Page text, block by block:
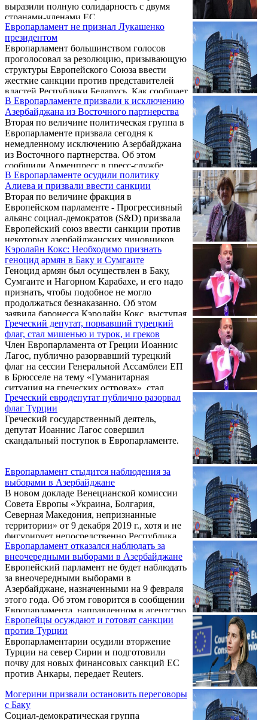
интервью Bloomberg.
выразили полную солидарность с двумя
странами-членами ЕС.
Европарламент не признал Лукашенко
президентом
Европарламент большинством голосов
проголосовал за резолюцию, призывающую
структуры Европейского Союза ввести
жесткие санкции против представителей
властей Республики Беларусь. Как сообщает
DW, резолюцию о ситуации в Республике
Беларусь на пленарном заседании в
Брюсселе поддержали 574 евродепутата, 37
депутатов проголосовали против, еще 82
воздержались.
В Европарламенте призвали к исключению
Азербайджана из Восточного партнерства
Вторая по величине политическая группа в
Европарламенте призвала сегодня к
немедленному исключению Азербайджана
из Восточного партнерства. Об этом
сообщили Арменпресс в пресс-службе
действующей в Брюсселе
неправительственной организации
«Европейские друзья Армении» (EuFoA).
В Европарламенте осудили политику
Алиева и призвали ввести санкции
Вторая по величине фракция в
Европейском парламенте - Прогрессивный
альянс социал-демократов (S&D) призвала
Европейский союз ввести санкции против
некоторых азербайджанских чиновников.
«Учитывая серьезность ситуации с правами
человека в Азербайджане, мы призываем
Европейский Союз ввести адресные
санкции против должностных лиц
Азербайджана, ответственных за репрессии
против оппозиции и гражданского
общества в Азербайджане», - говорится в
заявлении. Фракция также заявила, что
недопустимо, чтобы президент ...
Кэролайн Кокс: Необходимо признать
геноцид армян в Баку и Сумгаите
Геноцид армян был осуществлен в Баку,
Сумгаите и Нагорном Карабахе, и его надо
признать, чтобы подобное не могло
продолжаться безнаказанно. Об этом
заявила баронесса Кэролайн Кокс, выступая
в ходе конференции под названием
«Забытые беженцы: что случилось с
бакинскими армянами?», которая прошла в
Европейском парламенте 5 февраля.
Греческий депутат, порвавший турецкий
флаг, стал мишенью и турок, и греков
Член Европарламента от Греции Иоаннис
Лагос, публично разорвавший турецкий
флаг на сессии Генеральной Ассамблеи ЕП
в Брюсселе на тему «Гуманитарная
ситуация на греческих островах», стал
мишенью гнева не только турок, но и
греков. .
Греческий евродепутат публично разорвал
флаг Турции
Греческий государственный деятель,
депутат Иоаннис Лагос совершил
скандальный поступок в Европарламенте.
Европарламент стыдится наблюдения за
выборами в Азербайджане
В новом докладе Венецианской комиссии
Совета Европы «Украина, Болгария,
Северная Македония, непризнанные
территории» от 9 декабря 2019 г., хотя и не
фигурирует непосредственно Республика
Арцах, зафиксирован основной системно-
методологический вывод: «Право на
свободные и справедливые выборы
является одним из важнейших
политических прав человека», а «выборы,
организуемые на избирательном участке,
входящем в территорию за пределами
международно признанных границ, могут
тем не менее представлять собою ...
Европарламент отказался наблюдать за
внеочередными выборами в Азербайджане
Европейский парламент не будет наблюдать
за внеочередными выборами в
Азербайджане, назначенными на 9 февраля
этого года. Об этом говорится в сообщении
Европарламента, направленном в агентство
Turan.
Европейцы осуждают и готовят санкции
против Турции
Европарламентарии осудили вторжение
Турции на север Сирии и подготовили
почву для новых финансовых санкций ЕС
против Анкары, передает Reuters.
Могерини призвали остановить переговоры
с Баку
Социал-демократическая группа